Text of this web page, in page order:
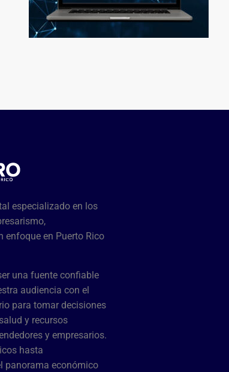
especializado en los
enfoque en Puerto Rico
una fuente confiable
audiencia con el
para tomar decisiones
y recursos
y empresarios.
hasta
panorama económico